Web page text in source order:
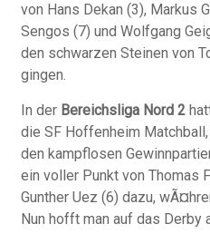
von Hans Dekan (3), Markus
Sengos (7) und Wolfgang
den schwarzen Steinen von
gingen.
In der Bereichsliga Nord 2
die SF Hoffenheim
den kampflosen
ein voller Punkt von Thomas
Gunther Uez (6) dazu,
Nun hofft man auf das Derby